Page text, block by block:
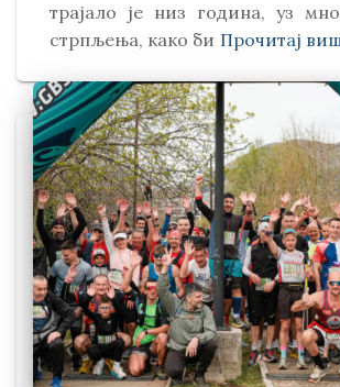
трајало је низ година, уз
стрпљења, како би Прочитај